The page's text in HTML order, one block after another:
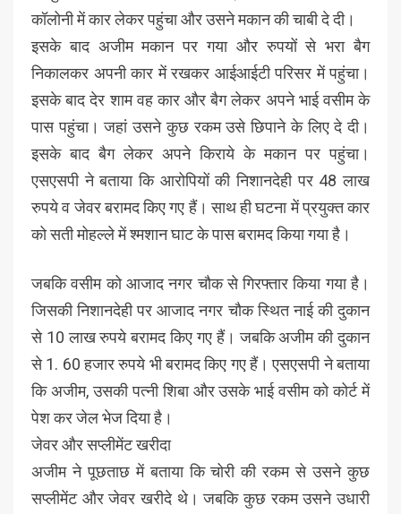
कॉलोनी में कार लेकर पहुंचा और उसने मकान की चाबी दे दी।
इसके बाद अजीम मकान पर गया और रुपयों से भरा बैग
निकालकर अपनी कार में रखकर आईआईटी परिसर में पहुंचा।
इसके बाद देर शाम वह कार और बैग लेकर अपने भाई वसीम के
पास पहुंचा। जहां उसने कुछ रकम उसे छिपाने के लिए दे दी।
इसके बाद बैग लेकर अपने किराये के मकान पर पहुंचा।
एसएसपी ने बताया कि आरोपियों की निशानदेही पर 48 लाख
रुपये व जेवर बरामद किए गए हैं। साथ ही घटना में प्रयुक्त कार
को सती मोहल्ले में श्मशान घाट के पास बरामद किया गया है।
जबकि वसीम को आजाद नगर चौक से गिरफ्तार किया गया है।
जिसकी निशानदेही पर आजाद नगर चौक स्थित नाई की दुकान
से 10 लाख रुपये बरामद किए गए हैं। जबकि अजीम की दुकान
से 1. 60 हजार रुपये भी बरामद किए गए हैं। एसएसपी ने बताया
कि अजीम, उसकी पत्नी शिबा और उसके भाई वसीम को कोर्ट में
पेश कर जेल भेज दिया है।
जेवर और सप्लीमेंट खरीदा
अजीम ने पूछताछ में बताया कि चोरी की रकम से उसने कुछ
सप्लीमेंट और जेवर खरीदे थे। जबकि कुछ रकम उसने उधारी